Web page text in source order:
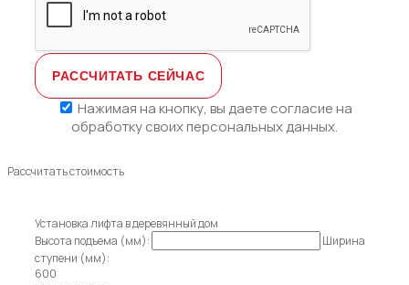
Нажимая на кнопку, вы даете согласие на
обработку своих персональных данных.
Рассчитать стоимость
Установка лифта в деревянный дом
Высота подъема (мм):
Ширина
ступени (мм):
600